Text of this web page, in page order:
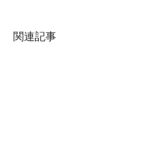
関連記事